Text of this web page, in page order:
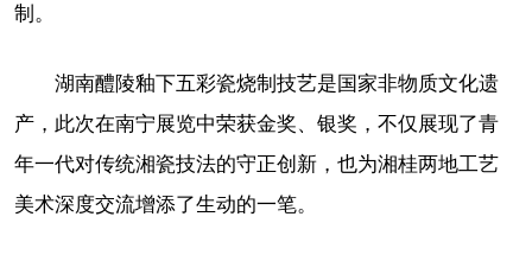
制。
湖南醴陵釉下五彩瓷烧制技艺是国家非物质文化遗
产，此次在南宁展览中荣获金奖、银奖，不仅展现了青
年一代对传统湘瓷技法的守正创新，也为湘桂两地工艺
美术深度交流增添了生动的一笔。